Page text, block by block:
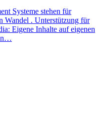
Systeme stehen für
Wandel . Unterstützung für
Eigene Inhalte auf eigenen